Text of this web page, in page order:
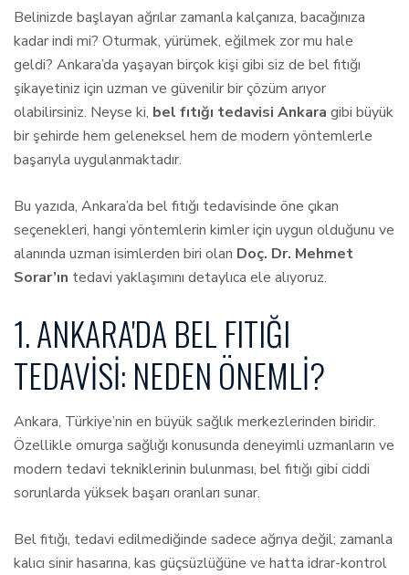
Belinizde başlayan ağrılar zamanla kalçanıza, bacağınıza
kadar indi mi? Oturmak, yürümek, eğilmek zor mu hale
geldi? Ankara’da yaşayan birçok kişi gibi siz de bel fıtığı
şikayetiniz için uzman ve güvenilir bir çözüm arıyor
olabilirsiniz. Neyse ki, bel fıtığı tedavisi Ankara gibi büyük
bir şehirde hem geleneksel hem de modern yöntemlerle
başarıyla uygulanmaktadır.
Bu yazıda, Ankara’da bel fıtığı tedavisinde öne çıkan
seçenekleri, hangi yöntemlerin kimler için uygun olduğunu ve
alanında uzman isimlerden biri olan Doç. Dr. Mehmet
Sorar’ın tedavi yaklaşımını detaylıca ele alıyoruz.
1. ANKARA'DA BEL FITIĞI
TEDAVISI: NEDEN ÖNEMLI?
Ankara, Türkiye’nin en büyük sağlık merkezlerinden biridir.
Özellikle omurga sağlığı konusunda deneyimli uzmanların ve
modern tedavi tekniklerinin bulunması, bel fıtığı gibi ciddi
sorunlarda yüksek başarı oranları sunar.
Bel fıtığı, tedavi edilmediğinde sadece ağrıya değil; zamanla
kalıcı sinir hasarına, kas güçsüzlüğüne ve hatta idrar-kontrol